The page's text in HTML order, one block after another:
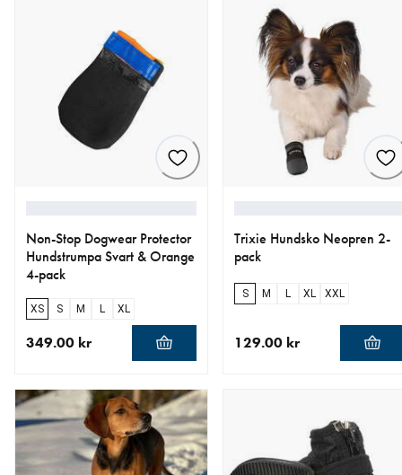
Non-Stop Dogwear Protector
Hundstrumpa Svart & Orange
4-pack
XS S M L XL
349.00 kr
Trixie Hundsko Neopren 2-
pack
S M L XL XXL
129.00 kr